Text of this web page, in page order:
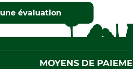
évaluation
MOYENS DE